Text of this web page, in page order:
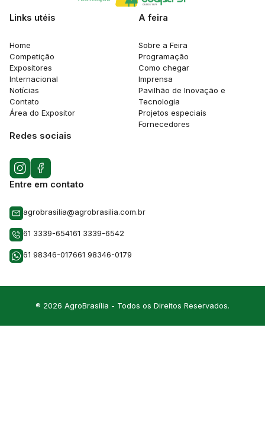
Links utéis
Home
Competição
Expositores
Internacional
Notícias
Contato
Área do Expositor
A feira
Sobre a Feira
Programação
Como chegar
Imprensa
Pavilhão de Inovação e
Tecnologia
Projetos especiais
Fornecedores
Redes sociais
Entre em contato
agrobrasilia@agrobrasilia.com.br
61 3339-654161 3339-6542
61 98346-017661 98346-0179
® 2026 AgroBrasília - Todos os Direitos Reservados.